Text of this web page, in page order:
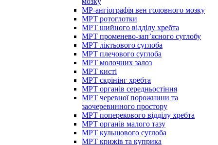
МР-ангіографія вен головного мозку
МРТ ротоглотки
МРТ шийного відділу хребта
МРТ променево-зап’ясного суглобу
МРТ ліктьового суглоба
МРТ плечового суглоба
МРТ молочних залоз
МРТ кисті
МРТ скрінінг хребта
МРТ органів середньостіння
МРТ черевної порожнини та
заочеревинного простору
МРТ поперекового відділу хребта
МРТ органів малого тазу
МРТ кульшового суглоба
МРТ крижів та куприка